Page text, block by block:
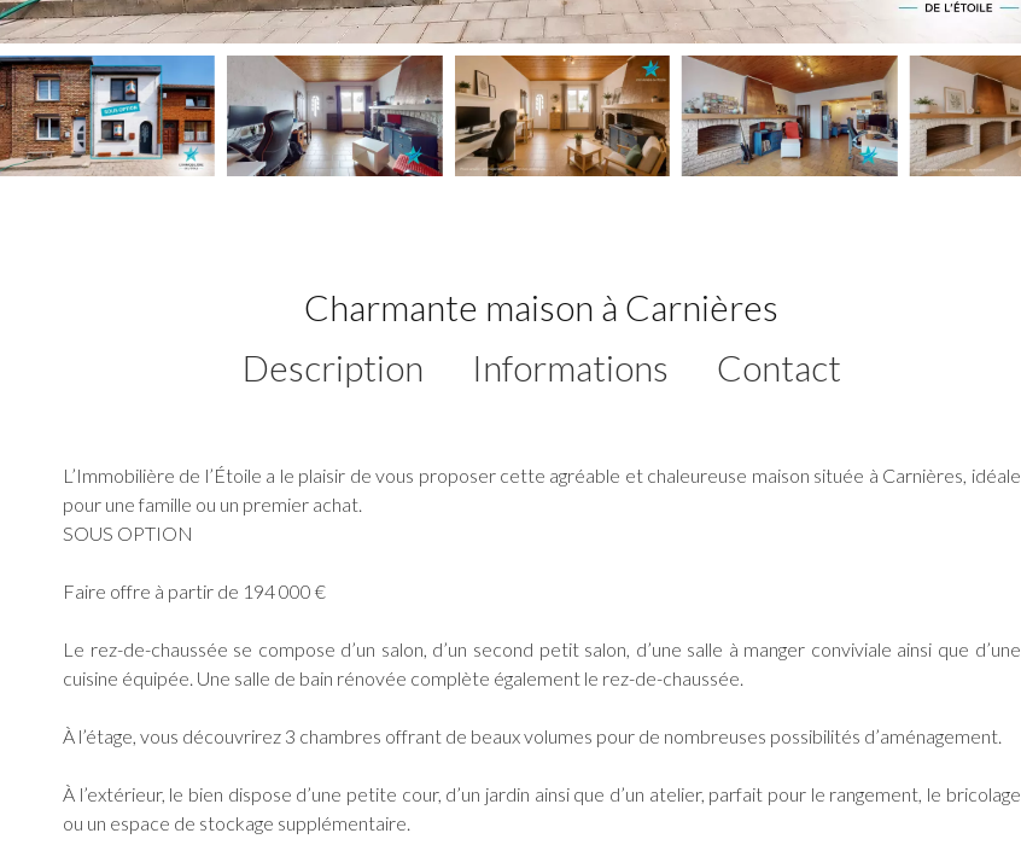
Charmante maison à Carnières
Description
Informations Contact
L’Immobilière de l’Étoile a le plaisir de vous proposer cette agréable et chaleureuse maison située à Carnières, idéale
pour une famille ou un premier achat.
SOUS OPTION
Faire offre à partir de 194 000 €
Le rez-de-chaussée se compose d’un salon, d’un second petit salon, d’une salle à manger conviviale ainsi que d’une
cuisine équipée. Une salle de bain rénovée complète également le rez-de-chaussée.
À l’étage, vous découvrirez 3 chambres offrant de beaux volumes pour de nombreuses possibilités d’aménagement.
À l’extérieur, le bien dispose d’une petite cour, d’un jardin ainsi que d’un atelier, parfait pour le rangement, le bricolage
ou un espace de stockage supplémentaire.